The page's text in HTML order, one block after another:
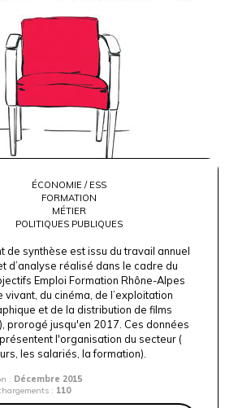
ÉCONOMIE / ESS
FORMATION
MÉTIER
POLITIQUES PUBLIQUES
de synthèse est issu du travail annuel
d’analyse réalisé dans le cadre du
Emploi Formation Rhône-Alpes
vivant, du cinéma, de l’exploitation
et de la distribution de films
prorogé jusqu'en 2017. Ces données
l'organisation du secteur (
les salariés, la formation).
: Décembre 2015
: 110